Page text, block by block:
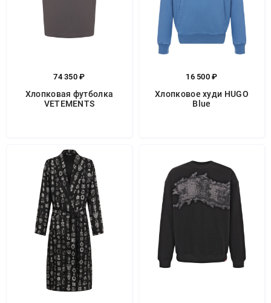
74 350 ₽
Хлопковая футболка
VETEMENTS
16 500 ₽
Хлопковое худи HUGO
Blue